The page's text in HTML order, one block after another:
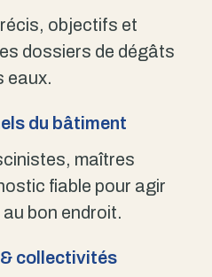
objectifs et
dossiers de dégâts
eaux.
du bâtiment
maîtres
fiable pour agir
bon endroit.
collectivités